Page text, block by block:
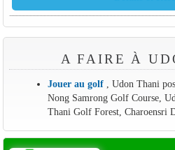
A FAIRE À
Jouer au golf, Udon Thani
Nong Samrong Golf Course,
Thani Golf Forest, Charoensri